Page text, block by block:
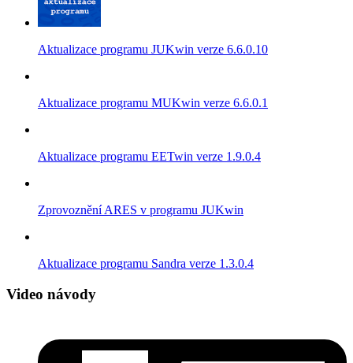
Aktualizace programu JUKwin verze 6.6.0.10
Aktualizace programu MUKwin verze 6.6.0.1
Aktualizace programu EETwin verze 1.9.0.4
Zprovoznění ARES v programu JUKwin
Aktualizace programu Sandra verze 1.3.0.4
Video návody